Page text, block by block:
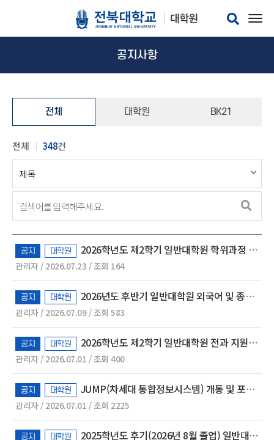
공지사항
전체 대학원 BK21
전체 348건
공지 대학원 2026학년도 제2학기 일반대학원 학위과정 변경(석사 → 석·박사통합) 시행 안내
관리자 / 2026.07.23 / 조회 164
공지 대학원 2026년도 후반기 일반대학원 외국어 및 종합시험 실시 안내
관리자 / 2026.07.09 / 조회 583
공지 대학원 2026학년도 제2학기 일반대학원 전과 지원자 신청 안내
관리자 / 2026.07.01 / 조회 400
공지 대학원 JUMP(차세대 통합정보시스템) 개통 및 포털 계정 등록 안내
관리자 / 2026.07.01 / 조회 2225
공지 대학원 2025학년도 후기(2026년 8월 졸업) 일반대학원 석·박사 학위논문 및 심사 결과보고서 제출 안내